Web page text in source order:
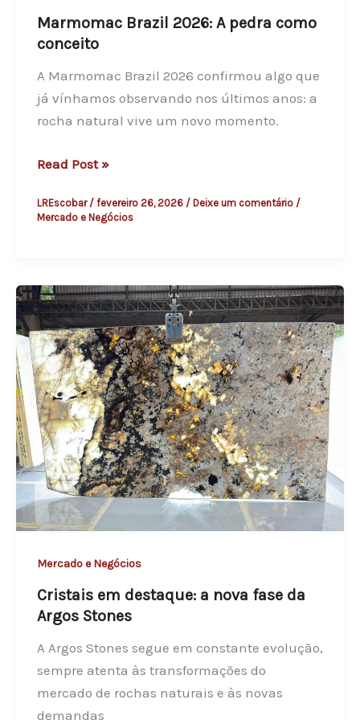
o
B
a
s
i
a
o
m
c
a
d
o
g
l
o
b
a
d
e
r
c
h
a
s
n
a
Marmomac Brazil 2026: A pedra como
conceito
A Marmomac Brazil 2026 confirmou algo que
já vínhamos observando nos últimos anos: a
rocha natural vive um novo momento.
M
r
a
c
B
r
a
z
i
2
0
2
:
A
p
d
r
a
Read Post »
LREscobar / fevereiro 26, 2026 / Deixe um comentário /
Mercado e Negócios
Mercado e Negócios
Cristais em destaque: a nova fase da
Argos Stones
A Argos Stones segue em constante evolução,
sempre atenta às transformações do
mercado de rochas naturais e às novas
demandas